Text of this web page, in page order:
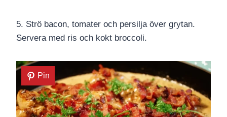
5. Strö bacon, tomater och persilja över grytan.
Servera med ris och kokt broccoli.
Pin